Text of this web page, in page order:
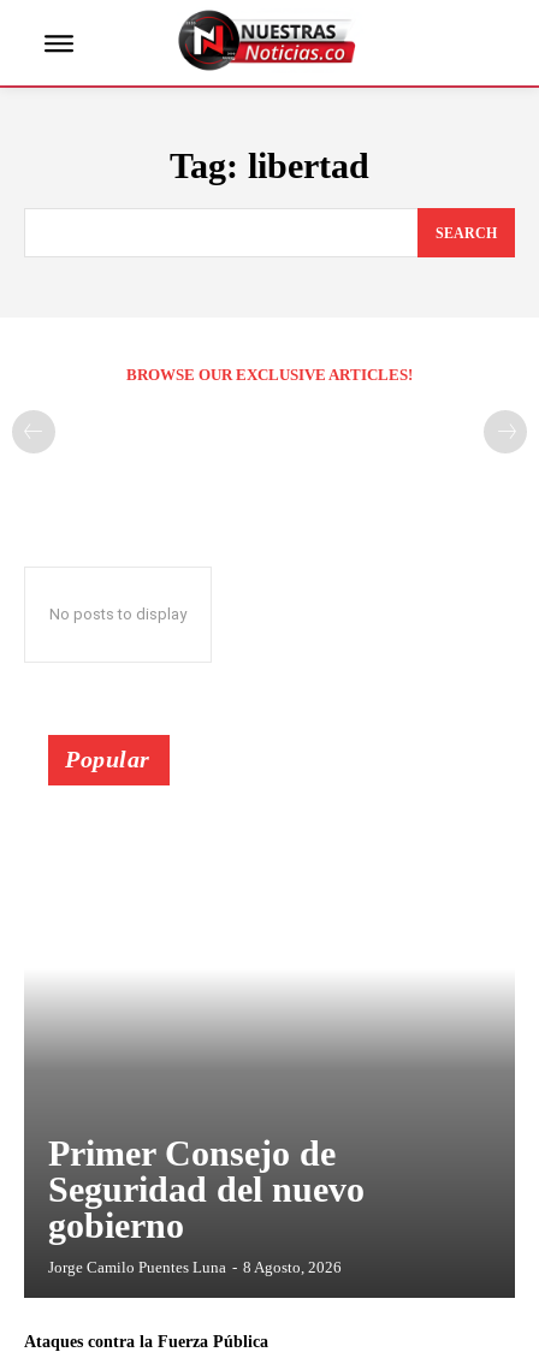
Tag: libertad
SEARCH
BROWSE OUR EXCLUSIVE ARTICLES!
No posts to display
Popular
Primer Consejo de
Seguridad del nuevo
gobierno
Jorge Camilo Puentes Luna - 8 Agosto, 2026
Ataques contra la Fuerza Pública